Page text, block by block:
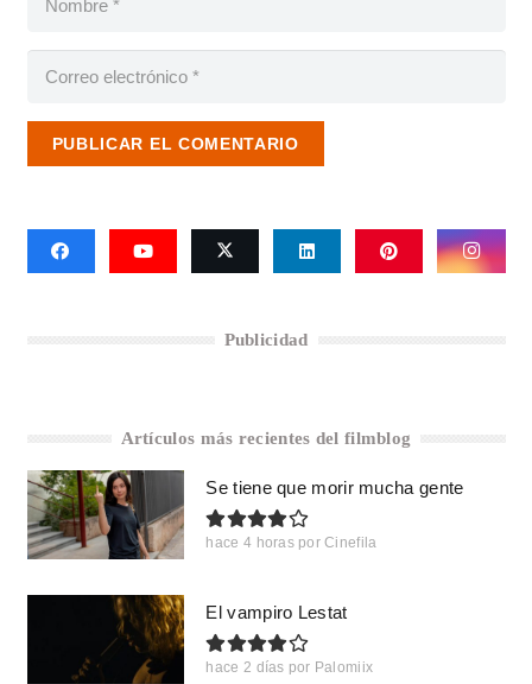
PUBLICAR EL COMENTARIO
Publicidad
Artículos más recientes del filmblog
Se tiene que morir mucha gente
hace 4 horas por Cinefila
El vampiro Lestat
hace 2 días por Palomiix